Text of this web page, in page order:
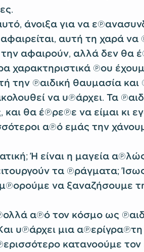
άνοιξα για να
αυτή τη χαρά να
αφαιρούν, αλλά δεν θα
χαρακτηριστικά που
την παιδική θαυμασία
να υπάρχει. Τα
θα έπρεπε να είμαι κι
από εμάς την
Ή είναι η μαγεία
τα πράγματα;
να ξαναζήσουμε
από τον κόσμο ως
υπάρχει μια
κατανοούμε τον